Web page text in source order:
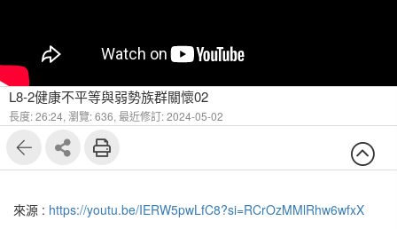
L8-2健康不平等與弱勢族群關懷02
長度: 26:24, 瀏覽: 636, 最近修訂: 2024-05-02
來源 : https://youtu.be/IERW5pwLfC8?si=RCrOzMMlRhw6wfxX